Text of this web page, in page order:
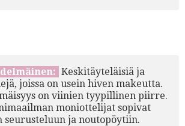
Keskitäyteläisiä ja
joissa on usein hiven makeutta.
on viinien tyypillinen piirre.
moniottelijat sopivat
seurusteluun ja noutopöytiin.